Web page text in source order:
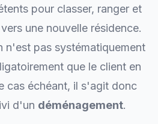
pour classer, ranger et
une nouvelle résidence.
n'est pas systématiquement
que le client en
cas échéant, il s'agit donc
d'un déménagement.